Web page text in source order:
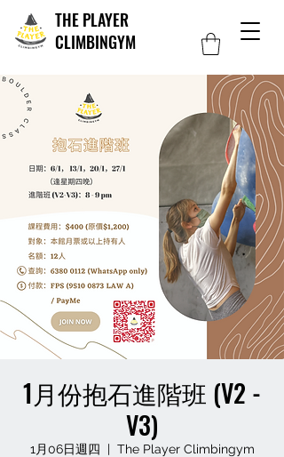
THE PLAYER
CLIMBINGYM
1月份抱石進階班 (V2 -
V3)
1月06日週四
  |
The Player Climbingym